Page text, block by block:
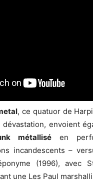
, ce quatuor de
envoient
métallisé en
incandescents –
(1996), avec
une Les Paul